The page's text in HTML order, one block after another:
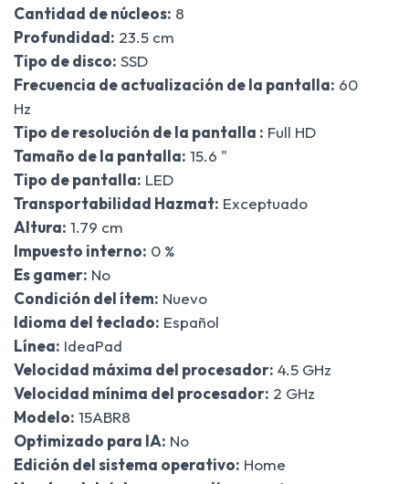
Cantidad de núcleos: 8
Profundidad: 23.5 cm
Tipo de disco: SSD
Frecuencia de actualización de la pantalla: 60
Hz
Tipo de resolución de la pantalla : Full HD
Tamaño de la pantalla: 15.6 "
Tipo de pantalla: LED
Transportabilidad Hazmat: Exceptuado
Altura: 1.79 cm
Impuesto interno: 0 %
Es gamer: No
Condición del ítem: Nuevo
Idioma del teclado: Español
Línea: IdeaPad
Velocidad máxima del procesador: 4.5 GHz
Velocidad mínima del procesador: 2 GHz
Modelo: 15ABR8
Optimizado para IA: No
Edición del sistema operativo: Home